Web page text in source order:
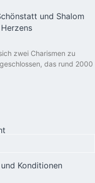
und Shalom
zwei Charismen zu
das rund 2000
Konditionen